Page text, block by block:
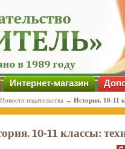
10-11 классы:
Интернет-магазин
Новости издательства → История. 10-11